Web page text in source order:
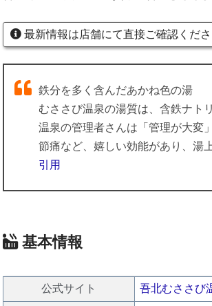
最新情報は店舗にて直接ご確認くださ
鉄分を多く含んだあかね色の湯
むささび温泉の湯質は、含鉄ナト
温泉の管理者さんは「管理が大変
節痛など、嬉しい効能があり、湯
引用
基本情報
公式サイト 吾北むささび